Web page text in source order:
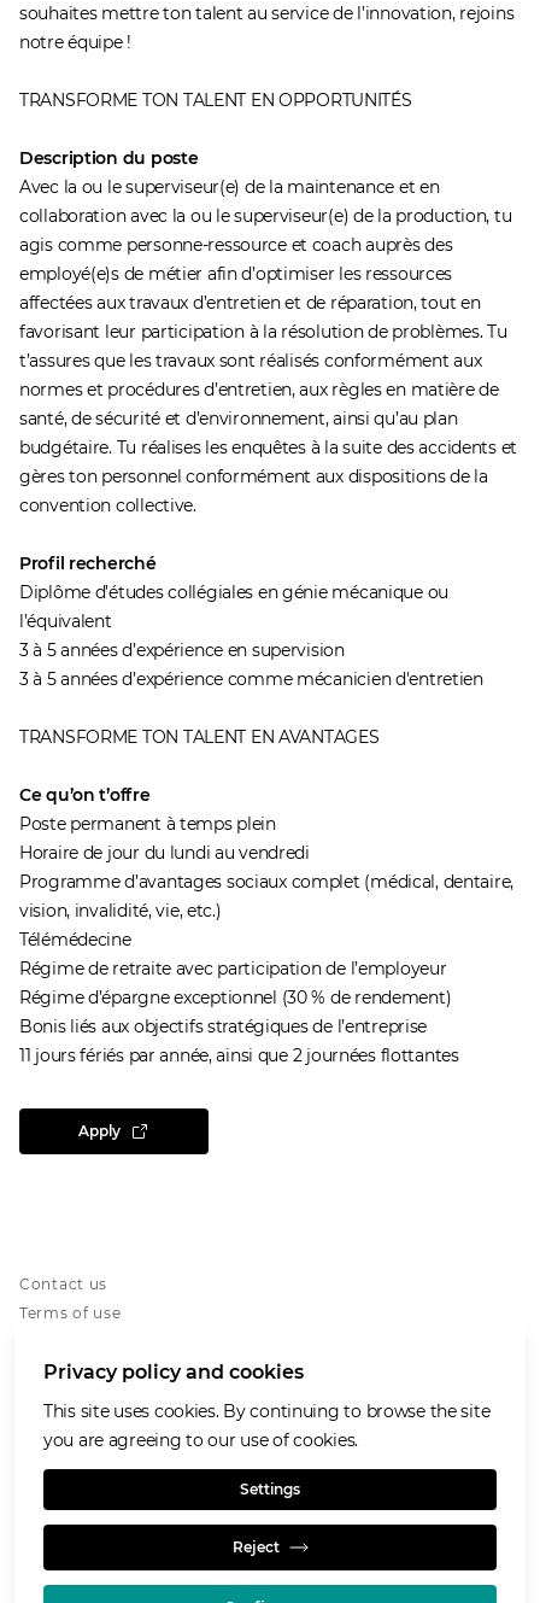
souhaites mettre ton talent au service de l’innovation, rejoins
notre équipe !
TRANSFORME TON TALENT EN OPPORTUNITÉS
Description du poste
Avec la ou le superviseur(e) de la maintenance et en
collaboration avec la ou le superviseur(e) de la production, tu
agis comme personne-ressource et coach auprès des
employé(e)s de métier afin d’optimiser les ressources
affectées aux travaux d’entretien et de réparation, tout en
favorisant leur participation à la résolution de problèmes. Tu
t’assures que les travaux sont réalisés conformément aux
normes et procédures d’entretien, aux règles en matière de
santé, de sécurité et d’environnement, ainsi qu’au plan
budgétaire. Tu réalises les enquêtes à la suite des accidents et
gères ton personnel conformément aux dispositions de la
convention collective.
Profil recherché
Diplôme d’études collégiales en génie mécanique ou
l’équivalent
3 à 5 années d’expérience en supervision
3 à 5 années d’expérience comme mécanicien d'entretien
TRANSFORME TON TALENT EN AVANTAGES
Ce qu’on t’offre
Poste permanent à temps plein
Horaire de jour du lundi au vendredi
Programme d’avantages sociaux complet (médical, dentaire,
vision, invalidité, vie, etc.)
Télémédecine
Régime de retraite avec participation de l’employeur
Régime d’épargne exceptionnel (30 % de rendement)
Bonis liés aux objectifs stratégiques de l’entreprise
11 jours fériés par année, ainsi que 2 journées flottantes
Apply
Contact us
Terms of use
Cookies notice
Accessibility
Our Purpose and Values
Privacy policy and cookies
This site uses cookies. By continuing to browse the site
you are agreeing to our use of cookies.
Settings
Reject